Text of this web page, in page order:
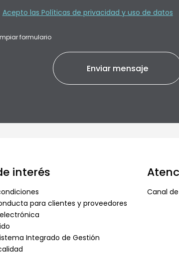
Acepto las Políticas de privacidad y uso de datos
formulario
interés
para clientes y proveedores
Integrado de Gestión
Canal